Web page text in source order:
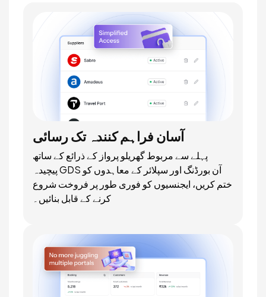
آسان فراہم کنندہ تک رسائی
پہلے سے مربوط گھریلو پرواز کے ذرائع کے ساتھ
پیچیدہ GDS آن بورڈنگ اور سپلائر کے معاہدوں کو
ختم کریں، ایجنسیوں کو فوری طور پر فروخت شروع
کرنے کے قابل بنائیں۔